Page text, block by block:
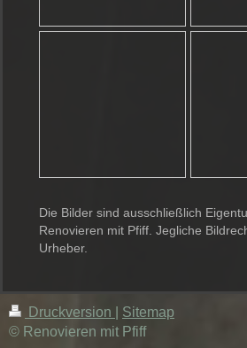
Die Bilder sind ausschließlich
Renovieren mit Pfiff. Jegliche
Urheber.
Druckversion
Sitemap
© Renovieren mit Pfiff